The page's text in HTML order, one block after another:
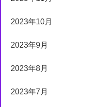
2023年10月
2023年9月
2023年8月
2023年7月